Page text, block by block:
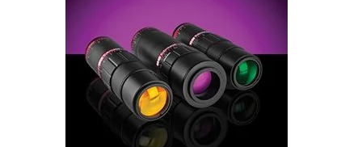
Advanced Photography
Standards